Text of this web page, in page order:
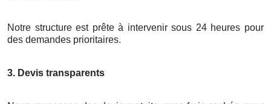
Notre structure est prête à intervenir sous 24 heures pour
des demandes prioritaires.
3. Devis transparents